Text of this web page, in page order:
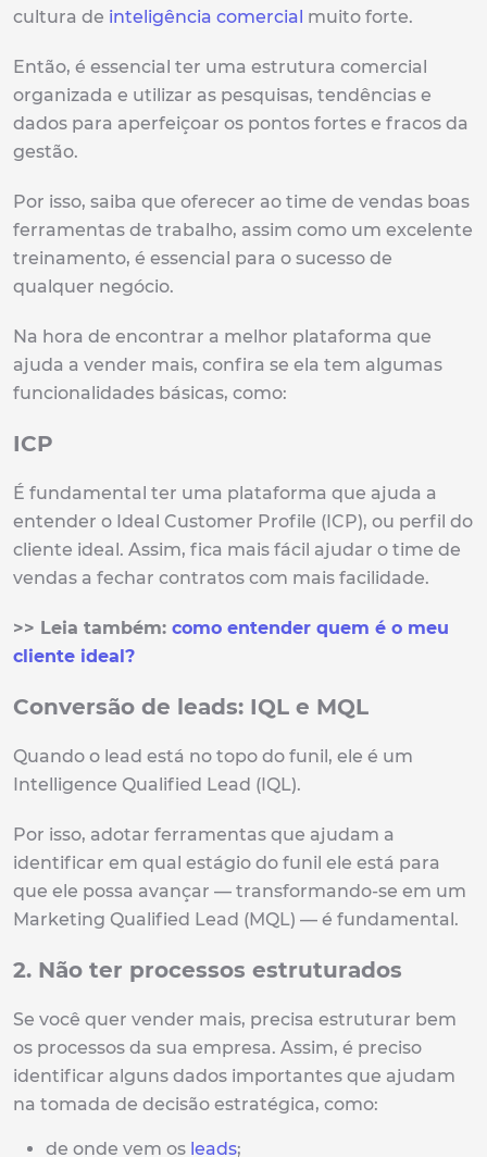
cultura de inteligência comercial muito forte.
Então, é essencial ter uma estrutura comercial
organizada e utilizar as pesquisas, tendências e
dados para aperfeiçoar os pontos fortes e fracos da
gestão.
Por isso, saiba que oferecer ao time de vendas boas
ferramentas de trabalho, assim como um excelente
treinamento, é essencial para o sucesso de
qualquer negócio.
Na hora de encontrar a melhor plataforma que
ajuda a vender mais, confira se ela tem algumas
funcionalidades básicas, como:
ICP
É fundamental ter uma plataforma que ajuda a
entender o Ideal Customer Profile (ICP), ou perfil do
cliente ideal. Assim, fica mais fácil ajudar o time de
vendas a fechar contratos com mais facilidade.
>> Leia também: como entender quem é o meu
cliente ideal?
Conversão de leads: IQL e MQL
Quando o lead está no topo do funil, ele é um
Intelligence Qualified Lead (IQL).
Por isso, adotar ferramentas que ajudam a
identificar em qual estágio do funil ele está para
que ele possa avançar — transformando-se em um
Marketing Qualified Lead (MQL) — é fundamental.
2. Não ter processos estruturados
Se você quer vender mais, precisa estruturar bem
os processos da sua empresa. Assim, é preciso
identificar alguns dados importantes que ajudam
na tomada de decisão estratégica, como:
de onde vem os leads;